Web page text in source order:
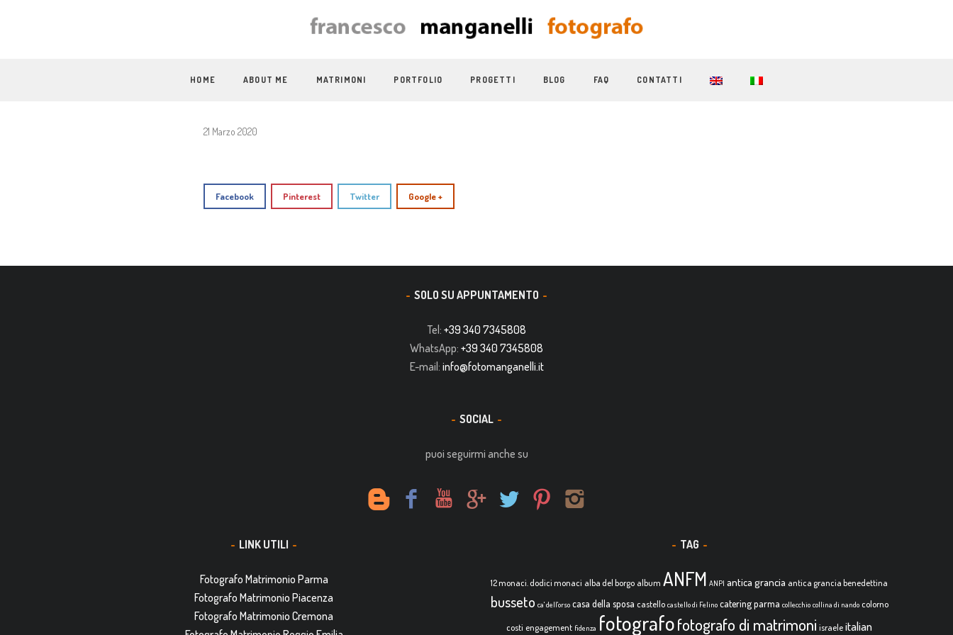
HOME ABOUT ME MATRIMONI PORTFOLIO PROGETTI BLOG FAQ CONTATTI
21 Marzo 2020
Facebook Pinterest Twitter Google +
SOLO SU APPUNTAMENTO
Tel: +39 340 7345808
WhatsApp: +39 340 7345808
E-mail: info@fotomanganelli.it
SOCIAL
puoi seguirmi anche su
LINK UTILI
Fotografo Matrimonio Parma
Fotografo Matrimonio Piacenza
Fotografo Matrimonio Cremona
TAG
12 monaci. dodici monaci alba del borgo album ANFM ANPI antica grancia antica grancia benedettina
busseto ca' dell'orso casa della sposa castello castello di Felino catering parma collecchio collina di nando colorno
costi engagement fidenza fotografofotografo di matrimoni israeleitalian